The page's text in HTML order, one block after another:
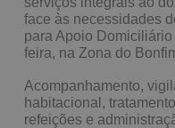
face às necessidades
para Apoio
feira, na Zona do
Acompanhamento,
habitacional,
refeições e